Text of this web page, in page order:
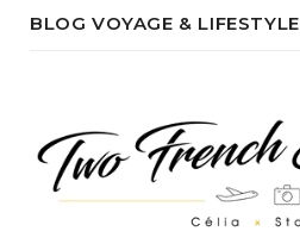
BLOG VOYAGE & LIFESTYLE